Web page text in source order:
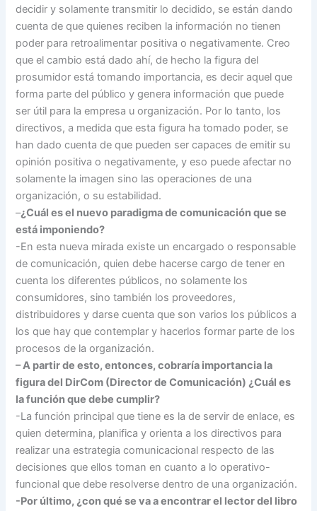
decidir y solamente transmitir lo decidido, se están dando
cuenta de que quienes reciben la información no tienen
poder para retroalimentar positiva o negativamente. Creo
que el cambio está dado ahí, de hecho la figura del
prosumidor está tomando importancia, es decir aquel que
forma parte del público y genera información que puede
ser útil para la empresa u organización. Por lo tanto, los
directivos, a medida que esta figura ha tomado poder, se
han dado cuenta de que pueden ser capaces de emitir su
opinión positiva o negativamente, y eso puede afectar no
solamente la imagen sino las operaciones de una
organización, o su estabilidad.
–¿Cuál es el nuevo paradigma de comunicación que se
está imponiendo?
-En esta nueva mirada existe un encargado o responsable
de comunicación, quien debe hacerse cargo de tener en
cuenta los diferentes públicos, no solamente los
consumidores, sino también los proveedores,
distribuidores y darse cuenta que son varios los públicos a
los que hay que contemplar y hacerlos formar parte de los
procesos de la organización.
– A partir de esto, entonces, cobraría importancia la
figura del DirCom (Director de Comunicación) ¿Cuál es
la función que debe cumplir?
-La función principal que tiene es la de servir de enlace, es
quien determina, planifica y orienta a los directivos para
realizar una estrategia comunicacional respecto de las
decisiones que ellos toman en cuanto a lo operativo-
funcional que debe resolverse dentro de una organización.
-Por último, ¿con qué se va a encontrar el lector del libro